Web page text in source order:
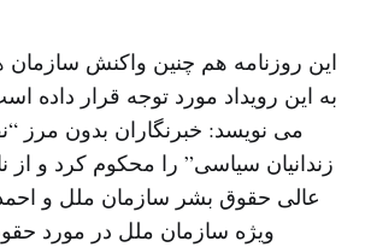
این روزنامه هم چنین واکنش سازمان
به این رویداد مورد توجه قرار داده
می نویسد: خبرنگاران بدون مرز
زندانیان سیاسی” را محکوم کرد و از
عالی حقوق بشر سازمان ملل و
ویژه سازمان ملل در مورد